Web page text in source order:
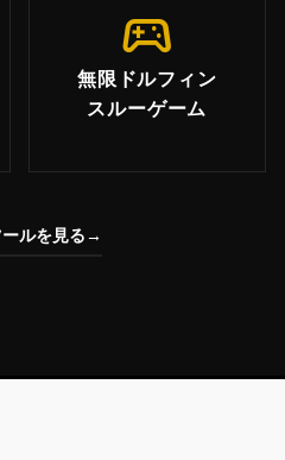
sports_esports
無限ドルフィン
スルーゲーム
ルを見る→